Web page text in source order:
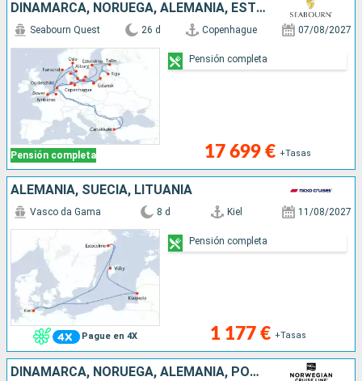
DINAMARCA, NORUEGA, ALEMANIA, ESTONIA, SUECIA, POLONIA, BÉLGICA, HONDURAS, REINO UNIDO, LETONIA, LITUANIA, TURQUÍA
Pensión completa
Seabourn Quest 26 d Copenhague 07/08/2027
17 699 € +Tasas
Pensión completa
ALEMANIA, SUECIA, LITUANIA
Pague en 4X
Vasco da Gama 8 d Kiel 11/08/2027
1 177 € +Tasas
Pensión completa
DINAMARCA, NORUEGA, ALEMANIA, POLONIA, LITUANIA, LETONIA, SUECIA, ESTONIA, FINLANDIA